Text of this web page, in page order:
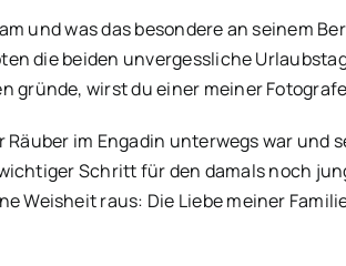
und was das besondere an seinem
die beiden unvergessliche
gründe, wirst du einer meiner
im Engadin unterwegs war
Schritt für den damals noch
Weisheit raus: Die Liebe meiner